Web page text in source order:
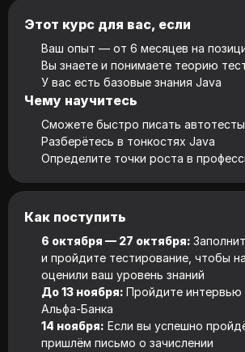
Этот курс для вас, если
Ваш опыт — от 6 месяцев на
Вы знаете и понимаете теорию
У вас есть базовые знания Java
Чему научитесь
Сможете быстро писать автотесты
Разберётесь в тонкостях Java
Определите точки роста в
Как поступить
6 октября — 27 октября:
и пройдите тестирование, чтобы
оценили ваш уровень знаний
До 13 ноября: Пройдите интервью
Альфа‑Банка
14 ноября: Если вы успешно
пришлём письмо о зачислении